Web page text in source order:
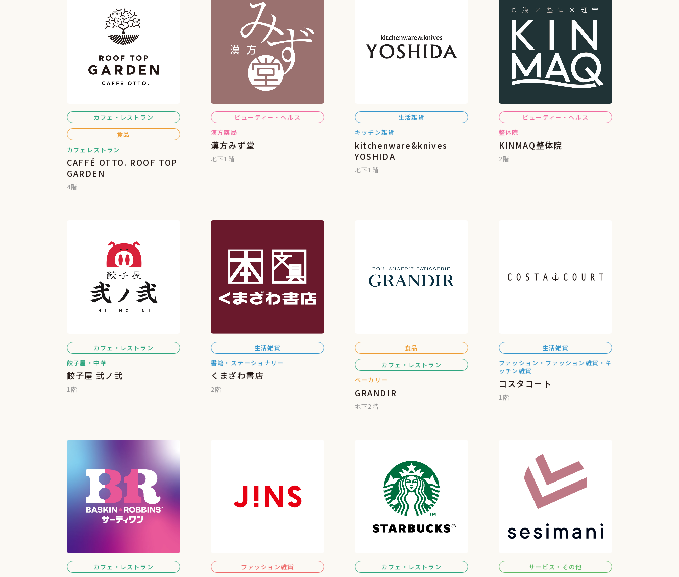
カフェ・レストラン
食品
カフェレストラン
CAFFÉ OTTO. ROOF TOP
GARDEN
4階
ビューティー・ヘルス
漢方薬局
漢方みず堂
地下1階
生活雑貨
キッチン雑貨
kitchenware&knives
YOSHIDA
地下1階
ビューティー・ヘルス
整体院
KINMAQ整体院
2階
カフェ・レストラン
餃子屋・中華
餃子屋 弐ノ弐
1階
生活雑貨
書籍・ステーショナリー
くまざわ書店
2階
食品
カフェ・レストラン
ベーカリー
GRANDIR
地下2階
生活雑貨
ファッション・ファッション雑貨・キ
ッチン雑貨
コスタコート
1階
カフェ・レストラン
ファッション雑貨
カフェ・レストラン
サービス・その他